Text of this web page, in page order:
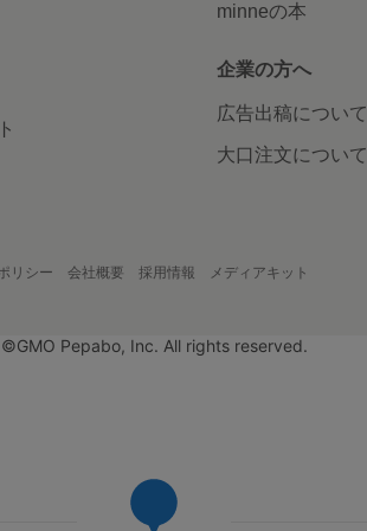
minneの本
企業の方へ
広告出稿について
大口注文について
リシー 会社概要 採用情報 メディアキット
©GMO Pepabo, Inc. All rights reserved.